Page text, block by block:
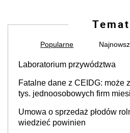
Popularne
Laboratorium przywództwa
Fatalne dane z CEIDG: może
tys. jednoosobowych firm
Umowa o sprzedaż płodów
wiedzieć powinien